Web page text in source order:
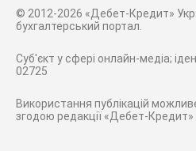
© 2012-2026 «Дебет-Кредит»
бухгалтерський портал.
Суб'єкт у сфері онлайн-медіа;
02725
Використання публікацій
згодою редакції «Дебет-Кредит»